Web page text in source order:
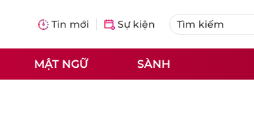
Tin mới Sự kiện
MẬT NGỮ SÀNH